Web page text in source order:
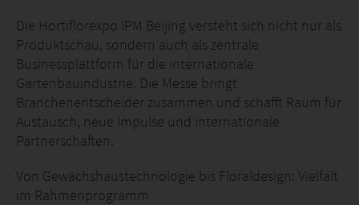
Die Hortiflorexpo IPM Beijing versteht sich nicht nur als
Produktschau, sondern auch als zentrale
Businessplattform für die internationale
Gartenbauindustrie. Die Messe bringt
Branchenentscheider zusammen und schafft Raum für
Austausch, neue Impulse und internationale
Partnerschaften.
Von Gewächshaustechnologie bis Floraldesign: Vielfalt
im Rahmenprogramm